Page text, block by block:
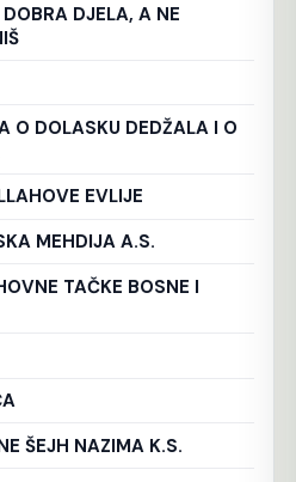
DJELA, A NE
O DOLASKU DEDŽALA I O
EVLIJE
MEHDIJA A.S.
TAČKE BOSNE I
ŠEJH NAZIMA K.S.